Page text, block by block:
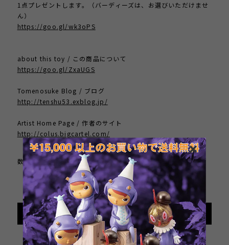
1点プレゼントします。（バーディーズは、お選びいただけませ
ん）
https://goo.gl/wk3oPS
about this toy / この商品について
https://goo.gl/ZxaUGS
Tomenosuke Blog / ブログ
http://tenshu53.exblog.jp/
Artist Home Page / 作者のサイト
http://colus.bigcartel.com/
数量
International shipping available
Add to cart
日本国内にお住まいの方向け